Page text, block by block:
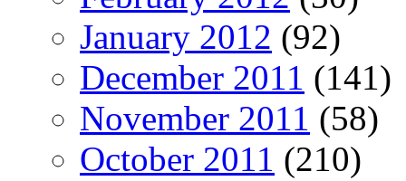
January 2012 (92)
December 2011 (141)
November 2011 (58)
October 2011 (210)